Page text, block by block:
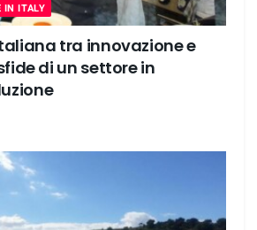
IN ITALY
tra innovazione e
di un settore in